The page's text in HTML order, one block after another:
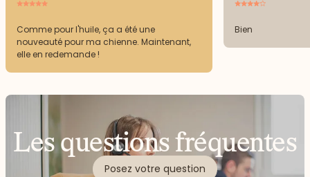
Comme pour l'huile, ça a été une
nouveauté pour ma chienne. Maintenant,
elle en redemande !
Bien
Les questions fréquentes
Posez votre question